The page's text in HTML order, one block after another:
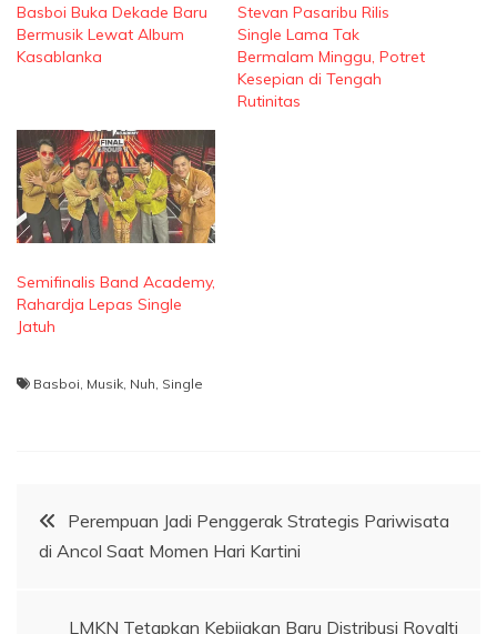
Basboi Buka Dekade Baru
Bermusik Lewat Album
Kasablanka
Stevan Pasaribu Rilis
Single Lama Tak
Bermalam Minggu, Potret
Kesepian di Tengah
Rutinitas
Semifinalis Band Academy,
Rahardja Lepas Single
Jatuh
Basboi, Musik, Nuh, Single
Navigasi
pos
Perempuan Jadi Penggerak Strategis Pariwisata
di Ancol Saat Momen Hari Kartini
LMKN Tetapkan Kebijakan Baru Distribusi Royalti